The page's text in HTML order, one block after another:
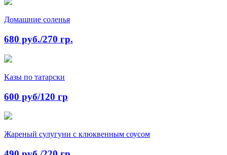
Домашние соленья
680 руб./270 гр.
Казы по татарски
600 руб/120 гр
Жареный сулугуни с клюквенным соусом